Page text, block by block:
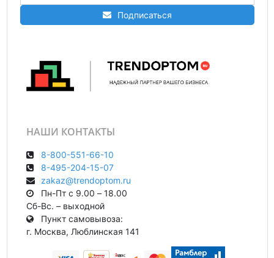
Подписаться
НАШИ КОНТАКТЫ
8-800-551-66-10
8-495-204-15-07
zakaz@trendoptom.ru
Пн-Пт с 9.00 – 18.00
Сб-Вс. – выходной
Пункт самовывоза:
г. Москва, Люблинская 141